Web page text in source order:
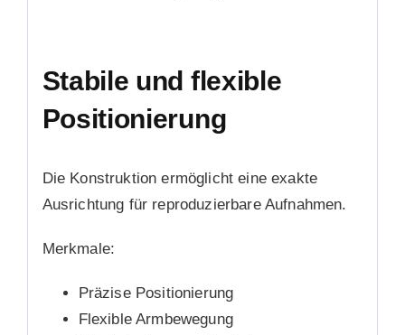
Stabile und flexible
Positionierung
Die Konstruktion ermöglicht eine exakte
Ausrichtung für reproduzierbare Aufnahmen.
Merkmale:
Präzise Positionierung
Flexible Armbewegung